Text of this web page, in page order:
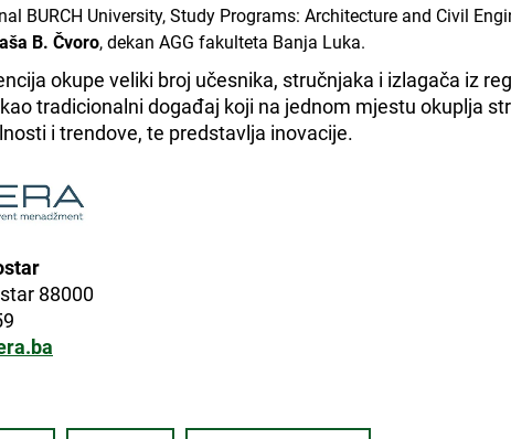
BURCH University, Study Programs: Architecture and Civil
B. Čvoro, dekan AGG fakulteta Banja Luka.
okupe veliki broj učesnika, stručnjaka i izlagača iz
tradicionalni događaj koji na jednom mjestu okuplja
i trendove, te predstavlja inovacije.
88000